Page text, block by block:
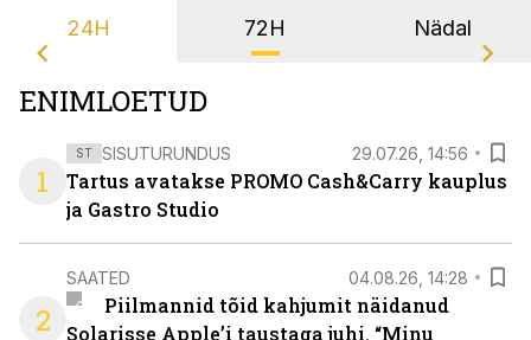
24H 72H Nädal
ENIMLOETUD
1
ST SISUTURUNDUS 29.07.26, 14:56
Tartus avatakse PROMO Cash&Carry kauplus
ja Gastro Studio
2
SAATED 04.08.26, 14:28
Piilmannid tõid kahjumit näidanud
Solarisse Apple’i taustaga juhi. “Minu